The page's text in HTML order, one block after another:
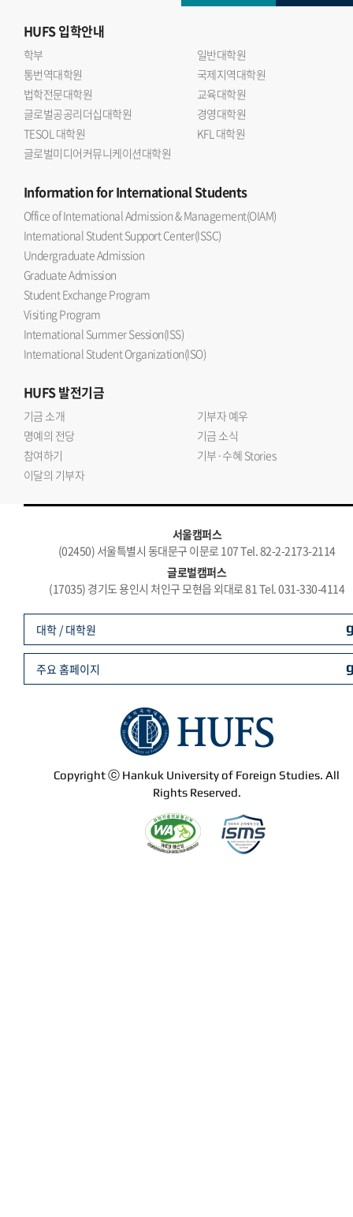
HUFS입학안내
학부
일반대학원
통번역대학원
국제지역대학원
법학전문대학원
교육대학원
글로벌공공리더십대학원
경영대학원
TESOL 대학원
KFL 대학원
글로벌미디어커뮤니케이션대학원
Informationfor International Students
Office of International Admission & Management(OIAM)
International Student Support Center(ISSC)
Undergraduate Admission
Graduate Admission
Student Exchange Program
Visiting Program
International Summer Session(ISS)
International Student Organization(ISO)
HUFS발전기금
기금 소개
기부자 예우
명예의 전당
기금 소식
참여하기
기부·수혜 Stories
이달의 기부자
서울캠퍼스
(02450) 서울특별시 동대문구 이문로 107 Tel. 82-2-2173-2114
글로벌캠퍼스
(17035) 경기도 용인시 처인구 모현읍 외대로 81 Tel. 031-330-4114
Copyright ⓒ Hankuk University of Foreign Studies. All
Rights Reserved.
대학 / 대학원
주요 홈페이지